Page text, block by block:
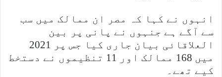
انہوں نے کہا کہ مصر ان ممالک میں سب
سے آگے ہے جنہوں نے پانی پر بین
العلاقائی بیان جاری کیا جس پر 2021
میں 168 ممالک اور 11 تنظیموں نے دستخط
کیے تھے۔